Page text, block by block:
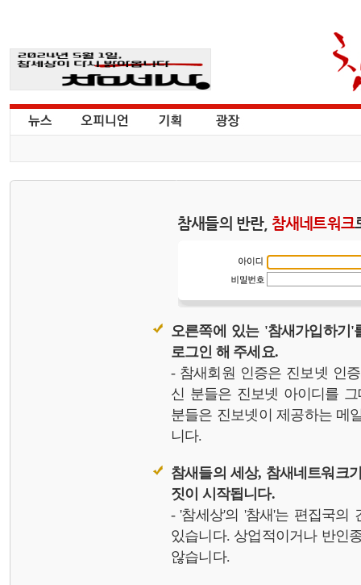
참새들의 반란, 참새네트워크
오른쪽에 있는 '참새가입하기
로그인 해 주세요.
- 참새회원 인증은 진보넷 인
신 분들은 진보넷 아이디를
분들은 진보넷이 제공하는 메
니다.
참새들의 세상, 참새네트워크
짓이 시작됩니다.
- '참세상'의 '참새'는 편집국의
있습니다. 상업적이거나 반인
않습니다.